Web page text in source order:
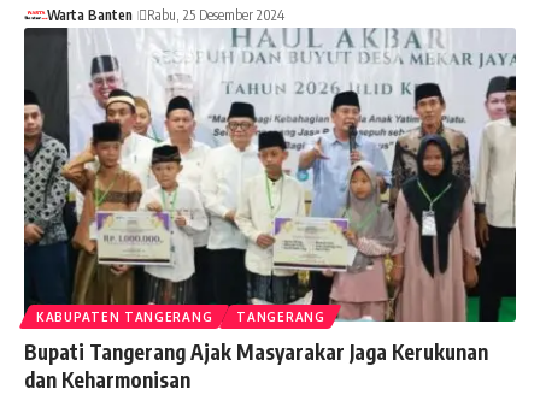
Warta Banten Rabu, 25 Desember 2024
KABUPATEN TANGERANG TANGERANG
Bupati Tangerang Ajak Masyarakar Jaga Kerukunan
dan Keharmonisan